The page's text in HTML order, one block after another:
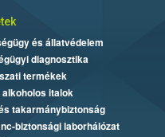
és állatvédelem
diagnosztika
termékek
italok
takarmánybiztonság
biztonsági laborhálózat